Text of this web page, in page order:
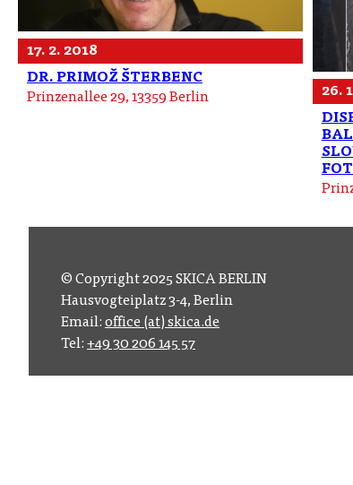
17. 2. 2018
DR. PRIMOŽ ŠTERBENC
Prinzenallee 29, 13359 Berlin
26.
© Copyright 2025 SKICA BERLIN
Hausvogteiplatz 3-4, Berlin
Email: office (at) skica.de
Tel: +49 30 206 145 57